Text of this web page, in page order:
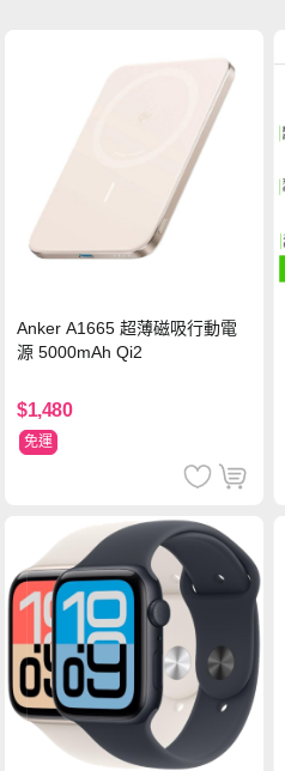
Anker A1665 超薄磁吸行動電
源 5000mAh Qi2
$1,480
免運